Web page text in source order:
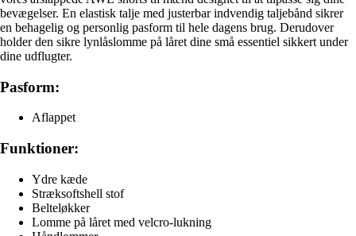
bevægelser. En elastisk talje med justerbar indvendig taljebånd sikrer
en behagelig og personlig pasform til hele dagens brug. Derudover
holder den sikre lynlåslomme på låret dine små essentiel sikkert under
dine udflugter.
Pasform:
Aflappet
Funktioner:
Ydre kæde
Stræksoftshell stof
Belteløkker
Lomme på låret med velcro-lukning